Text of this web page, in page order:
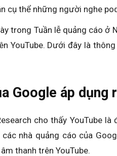
cụ thể những người nghe
trong Tuần lễ quảng cáo ở
YouTube. Dưới đây là
Google áp dụng
cho thấy YouTube là
nhà quảng cáo của
thanh trên YouTube.